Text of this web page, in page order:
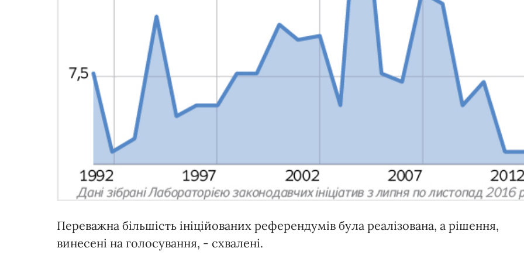
Переважна більшість ініційованих референдумів була реалізована, а рішення,
винесені на голосування, - схвалені.